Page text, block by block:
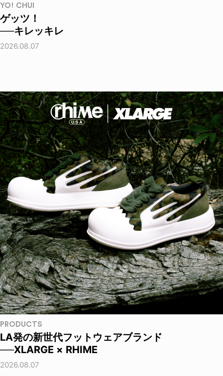
YO! CHUI
ゲッツ！
──キレッキレ
2026.08.07
PRODUCTS
LA発の新世代フットウェアブランド
──XLARGE × RHIME
2026.08.07